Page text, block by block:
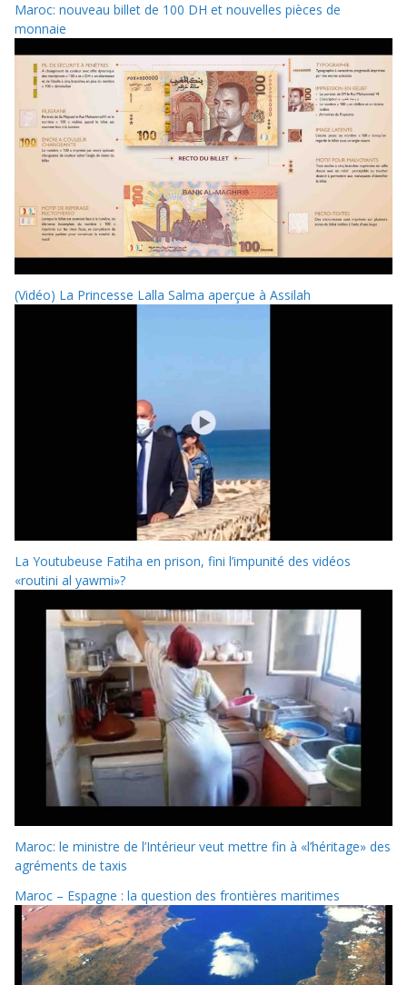
Maroc: nouveau billet de 100 DH et nouvelles pièces de
monnaie
(Vidéo) La Princesse Lalla Salma aperçue à Assilah
La Youtubeuse Fatiha en prison, fini l’impunité des vidéos
«routini al yawmi»?
Maroc: le ministre de l’Intérieur veut mettre fin à «l’héritage» des
agréments de taxis
Maroc – Espagne : la question des frontières maritimes